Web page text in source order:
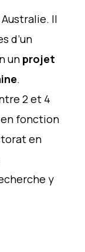
Il
d’un
un projet
.
2 et 4
fonction
en
y